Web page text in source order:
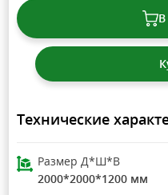
Технические
Размер Д*Ш*В
2000*2000*1200 мм